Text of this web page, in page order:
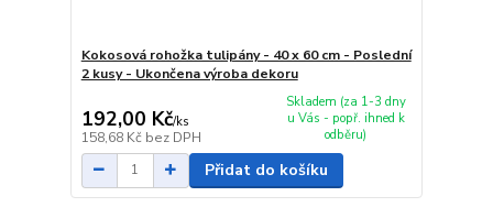
Kokosová rohožka tulipány - 40 x 60 cm - Poslední
2 kusy - Ukončena výroba dekoru
192,00 Kč/ks
158,68 Kč bez DPH
Skladem (za 1-3 dny
u Vás - popř. ihned k
odběru)
Přidat do košíku